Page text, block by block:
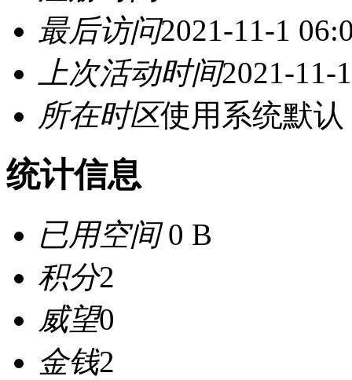
最后访问2021-11-1
上次活动时间2021-11-
所在时区使用系统默认
统计信息
已用空间0 B
积分2
威望0
金钱2